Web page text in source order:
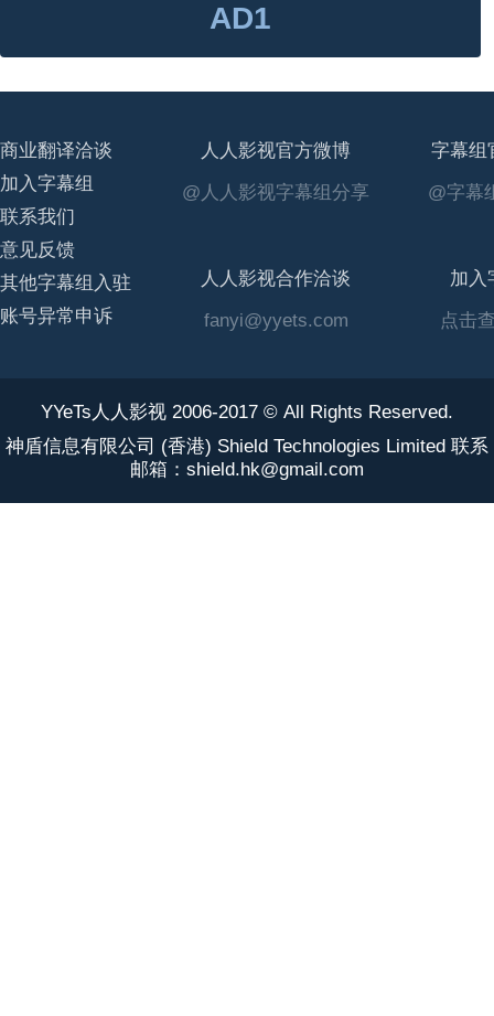
AD1
商业翻译洽谈
加入字幕组
联系我们
意见反馈
其他字幕组入驻
账号异常申诉
人人影视官方微博
@人人影视字幕组分享
字幕组
@字幕
人人影视合作洽谈
fanyi@yyets.com
加入
点击
YYeTs人人影视 2006-2017 © All Rights Reserved.
神盾信息有限公司 (香港) Shield Technologies Limited 联系
邮箱：shield.hk@gmail.com